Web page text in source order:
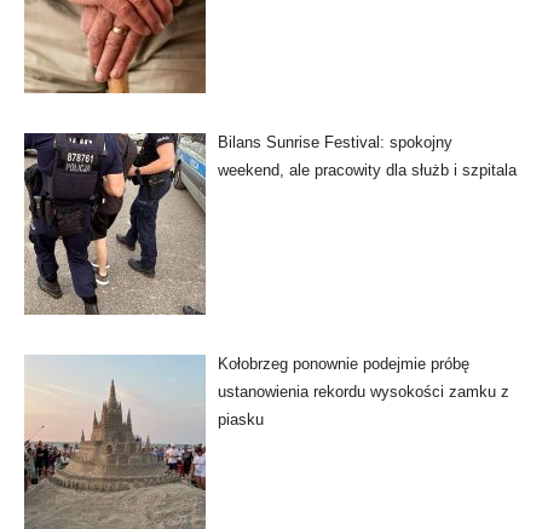
Bilans Sunrise Festival: spokojny
weekend, ale pracowity dla służb i szpitala
Kołobrzeg ponownie podejmie próbę
ustanowienia rekordu wysokości zamku z
piasku